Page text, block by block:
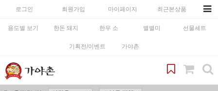
로그인 회원가입 마이페이지 최근본상품
용도별 보기 한돈 돼지 한우 소 별별미 선물세트
기획전/이벤트 가야촌